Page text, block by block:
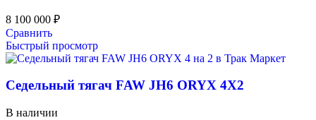
8 100 000 ₽
Сравнить
Быстрый просмотр
Седельный тягач FAW JH6 ORYX 4X2
В наличии